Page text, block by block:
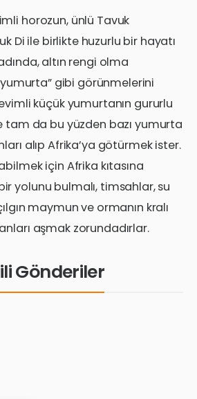
horozun, ünlü Tavuk
Di ile birlikte huzurlu bir hayatı
altın rengi olma
yumurta” gibi görünmelerini
küçük yumurtanın gururlu
tam da bu yüzden bazı yumurta
alıp Afrika’ya götürmek ister.
için Afrika kıtasına
yolunu bulmalı, timsahlar, su
maymun ve ormanın kralı
aşmak zorundadırlar.
Gönderiler